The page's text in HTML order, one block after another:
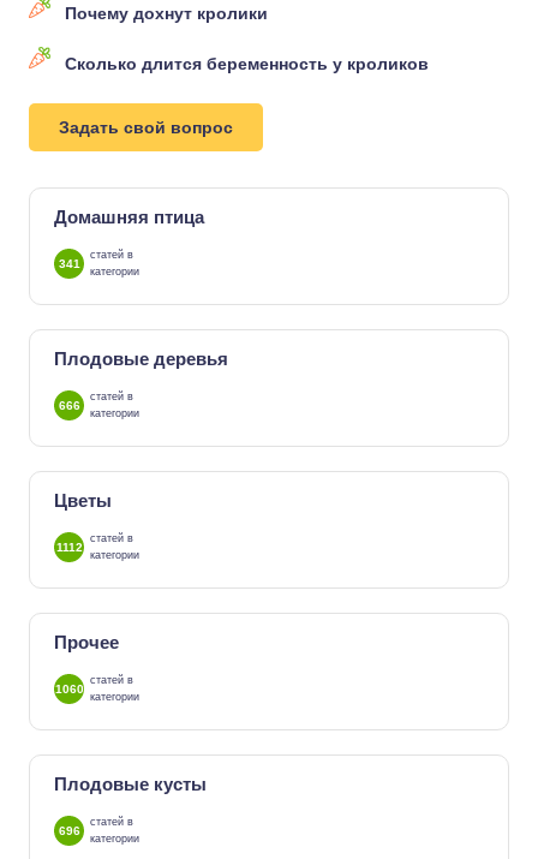
Почему дохнут кролики
Сколько длится беременность у кроликов
Задать свой вопрос
Домашняя птица
341
статей в
категории
Плодовые деревья
666
статей в
категории
Цветы
1112
статей в
категории
Прочее
1060
статей в
категории
Плодовые кусты
696
статей в
категории